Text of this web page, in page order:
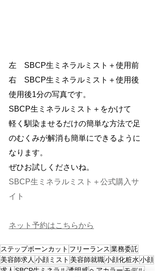
左　SBCP生ミネラルミスト＋使用前
右　SBCP生ミネラルミスト＋使用後
使用後1分の写真です。
SBCP生ミネラルミスト＋をかけて
軽く馴染ませるだけの簡単な方法で足
のむくみが解消も簡単にできるように
なります。
ぜひお試しくださいね。
SBCP生ミネラルミスト＋公式購入サ
イト
ネット予約はこちらから
ステップボーンカット フリーランス 業務委託
美容師求人 小顔ミスト 美容師就職小顔化粧水小顔
求人 SBCP生ミネラル透明感ヘアカラー モデル